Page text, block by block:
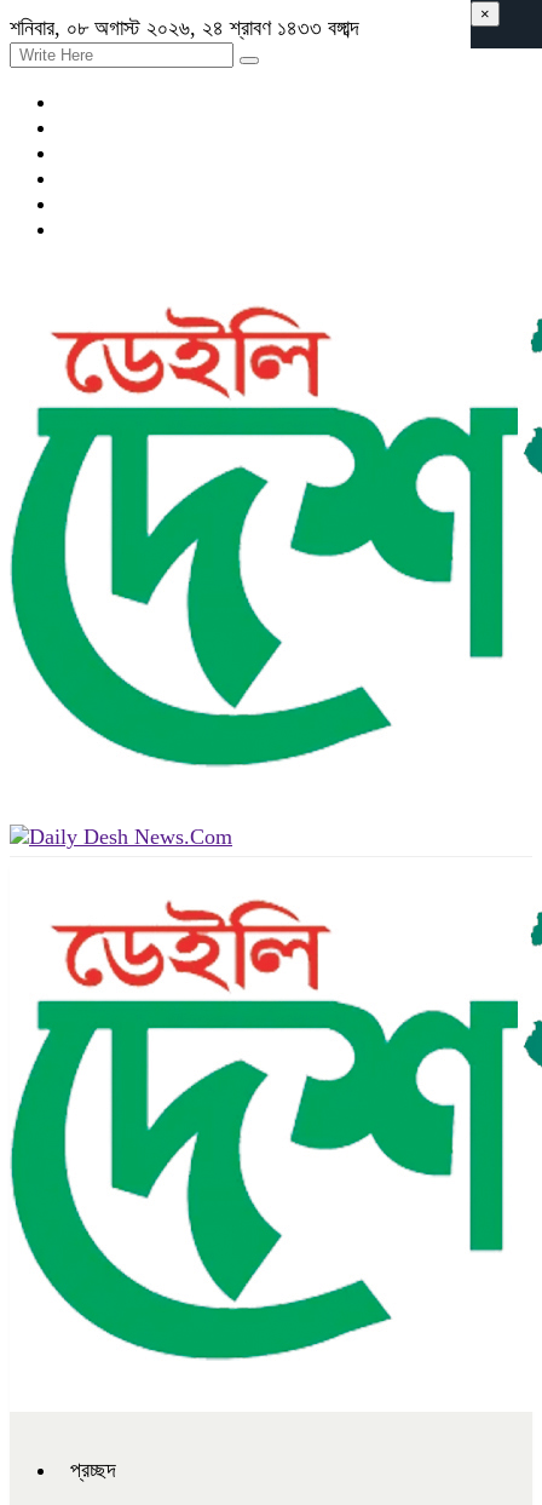
শনিবার, ০৮ অগাস্ট ২০২৬, ২৪ শ্রাবণ ১৪৩৩ বঙ্গাব্দ
প্রচ্ছদ
×